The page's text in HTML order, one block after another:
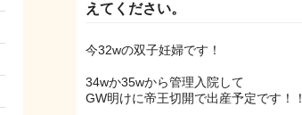
えてください。
今32wの双子妊婦です！
34wか35wから管理入院して
GW明けに帝王切開で出産予定です！！